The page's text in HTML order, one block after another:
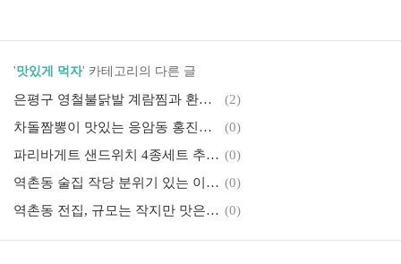
'맛있게 먹자' 카테고리의 다른 글
은평구 영철불닭발 계람찜과 환상의 궁합
(2)
차돌짬뽕이 맛있는 응암동 홍진관 메뉴 추천
(0)
파리바게트 샌드위치 4종세트 추천! 아침식사로 딱 좋아 (0)
역촌동 술집 작당 분위기 있는 이자카야에서 (0)
역촌동 전집, 규모는 작지만 맛은 최고 월매전지짐이 (0)